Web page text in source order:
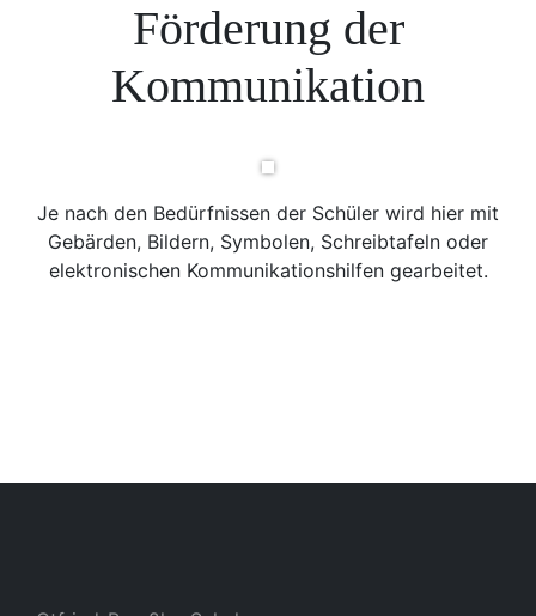
Förderung der
Kommunikation
Je nach den Bedürfnissen der Schüler wird hier mit
Gebärden, Bildern, Symbolen, Schreibtafeln oder
elektronischen Kommunikationshilfen gearbeitet.